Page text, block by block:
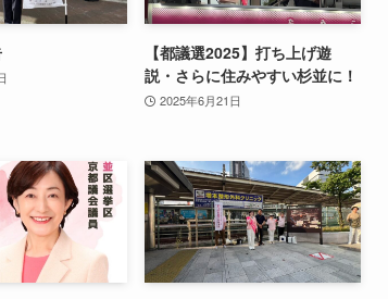
【都議選2025】打ち上げ遊
説・さらに住みやすい杉並に！
2025年6月21日